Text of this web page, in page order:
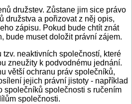
družstev. Zůstane jim sice právo
družstva a pořizovat z něj opis,
zápisu. Pokud bude chtít znát
bude muset doložit právní zájem.
neaktivních společností, které
zneužity k podvodnému jednání.
větší ochranu práv společníků,
jejich právní jistoty - například
společníků společnosti s ručením
společnosti.